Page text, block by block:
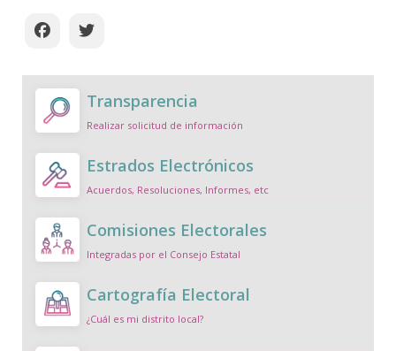
Transparencia
Realizar solicitud de información
Estrados Electrónicos
Acuerdos, Resoluciones, Informes, etc
Comisiones Electorales
Integradas por el Consejo Estatal
Cartografía Electoral
¿Cuál es mi distrito local?